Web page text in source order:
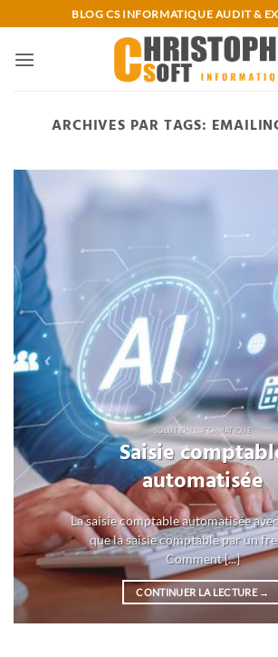
au
contenu
BLOG CS INFORMATIQUE AUDIT &
ARCHIVES PAR TAGS:
SOLUTION INFORMATIQUE
Saisie
automatisée
La saisie comptable automatisée
que la saisie comptable par un
Comment [...]
CONTINUER LA LECTURE →